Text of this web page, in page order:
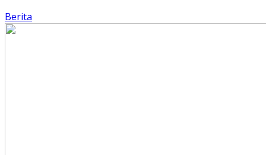
Berita